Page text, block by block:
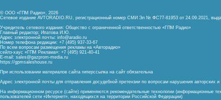
© ООО «ГПМ Радио», 2026
Сетевое издание AVTORADIO.RU, регистрационный номер СМИ Эл № ФС77-81953 от 24.09.2021,
Учредитель сетевого издания: Общество с ограниченной ответственностью «ГПМ Радио»
Главный редактор: Ипатова И.Ю.
Адрес электронной почты: info@aradio.ru
Номер телефона редакции: +7 (495) 937-33-67
По всем вопросам размещения рекламы на «Авторадио»
сейлз-хаус «ГПМ Реклама»: +7 (495) 921-40-41
E-mail: sales@gazprom-media.ru
https://gpmsaleshouse.ru
При использовании материалов сайта гиперссылка на сайт обязательна
Адрес электронной почты для отправления досудебной претензии по вопросам нарушения авторских
На информационном ресурсе (сайте) применяются рекомендательные технологии (информационные
пользователей сети «Интернет», находящихся на территории Российской Федерации)